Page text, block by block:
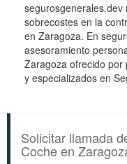
sobrecostes en la
en Zaragoza. En
asesoramiento
Zaragoza ofrecido por
y especializados en
Solicitar llamada
Coche en